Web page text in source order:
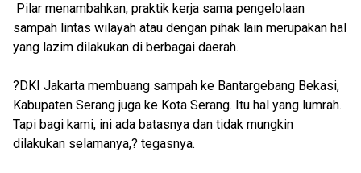
Pilar menambahkan, praktik kerja sama pengelolaan
sampah lintas wilayah atau dengan pihak lain merupakan hal
yang lazim dilakukan di berbagai daerah.
?DKI Jakarta membuang sampah ke Bantargebang Bekasi,
Kabupaten Serang juga ke Kota Serang. Itu hal yang lumrah.
Tapi bagi kami, ini ada batasnya dan tidak mungkin
dilakukan selamanya,? tegasnya.